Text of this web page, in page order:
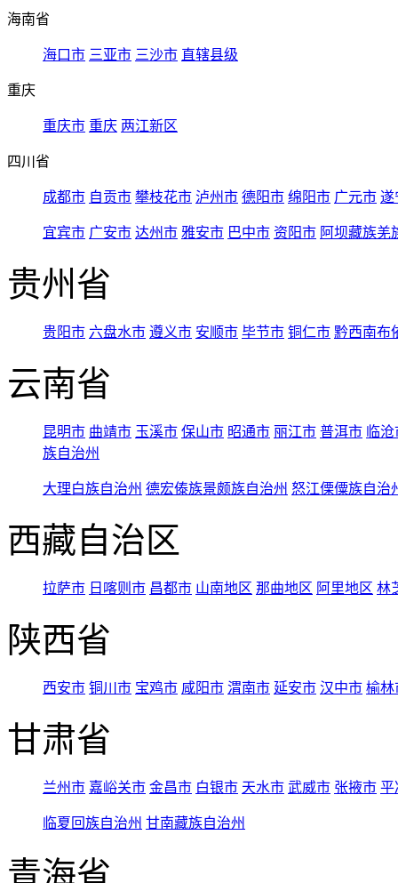
海南省
海口市 三亚市 三沙市 直辖县级
重庆
重庆市 重庆 两江新区
四川省
成都市 自贡市 攀枝花市 泸州市 德阳市 绵阳市 广元市 遂
宜宾市 广安市 达州市 雅安市 巴中市 资阳市 阿坝藏族羌
贵州省
贵阳市 六盘水市 遵义市 安顺市 毕节市 铜仁市 黔西南布
云南省
昆明市 曲靖市 玉溪市 保山市 昭通市 丽江市 普洱市 临
族自治州
大理白族自治州 德宏傣族景颇族自治州 怒江傈僳族自治
西藏自治区
拉萨市 日喀则市 昌都市 山南地区 那曲地区 阿里地区 林
陕西省
西安市 铜川市 宝鸡市 咸阳市 渭南市 延安市 汉中市 榆林
甘肃省
兰州市 嘉峪关市 金昌市 白银市 天水市 武威市 张掖市 平
临夏回族自治州 甘南藏族自治州
青海省